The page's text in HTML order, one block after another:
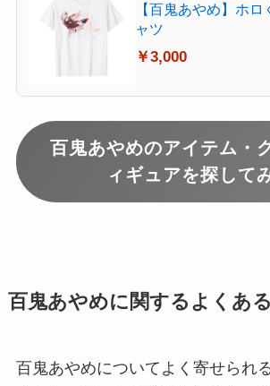
【百鬼あやめ】ホ
ャツ
￥3,000
百鬼あやめのアイテム・
ィギュアを探して
百鬼あやめに関するよくある
百鬼あやめについてよく寄せられ